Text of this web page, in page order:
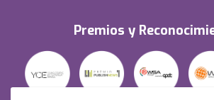
Premios y